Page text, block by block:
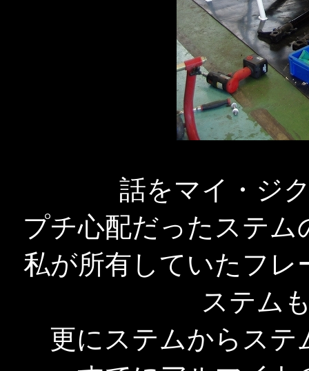
話をマイ・ジ
プチ心配だったステ
私が所有していたフ
ステム
更にステムからステ